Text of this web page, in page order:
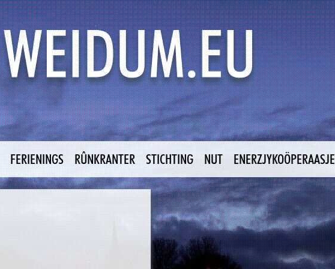
FERIENINGS RÛNKRANTER STICHTING NUT ENERZJYKOÖPERAASJE